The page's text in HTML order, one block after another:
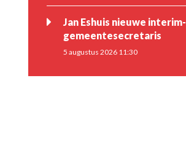
Jan Eshuis nieuwe interim-
gemeentesecretaris
5 augustus 2026 11:30